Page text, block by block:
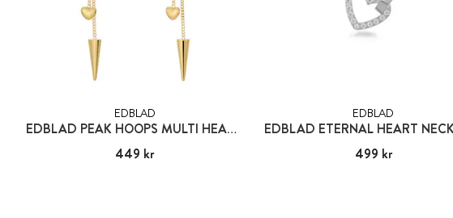
EDBLAD
EDBLAD PEAK HOOPS MULTI HEART GOLD
Pris:449 kr
449 kr
EDBLAD
Pris:499 kr
499 kr